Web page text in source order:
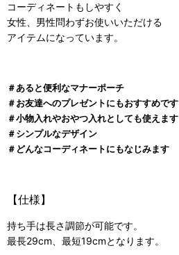
コーディネートもしやすく
女性、男性問わずお使いいただける
アイテムになっています。
＃あると便利なマナーポーチ
＃お友達へのプレゼントにもおすすめです
＃小物入れやおやつ入れとしても使えます
＃シンプルなデザイン
＃どんなコーディネートにもなじみます
【仕様】
持ち手は長さ調節が可能です。
最長29cm、最短19cmとなります。